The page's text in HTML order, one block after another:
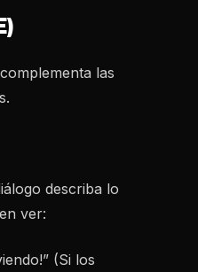
las
describa lo
ver:
(Si los